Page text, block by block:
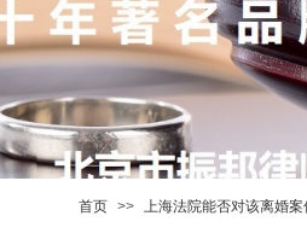
首页 >> 上海法院能否对该离婚案